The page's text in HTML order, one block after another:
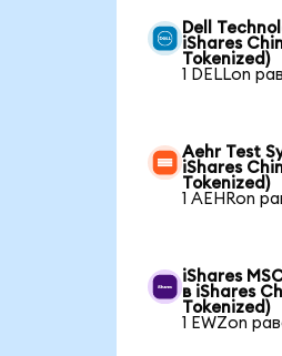
Dell
iShares
Tokenized)
1 DELLon
Aehr Test
iShares
Tokenized)
1 AEHRon
iShares
в iShares
Tokenized)
1 EWZon